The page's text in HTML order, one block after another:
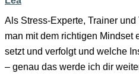
Als Stress-Experte, Trainer
man mit dem richtigen Mindset
setzt und verfolgt und welche
– genau das werde ich dir